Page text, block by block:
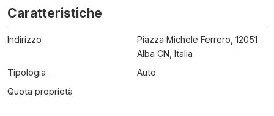
Caratteristiche
Indirizzo
Piazza Michele Ferrero, 12051
Alba CN, Italia
Tipologia
Auto
Quota proprietà